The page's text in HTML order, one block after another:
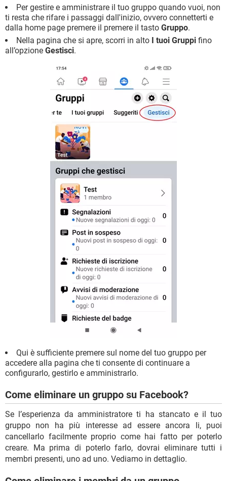
Per gestire e amministrare il tuo gruppo quando vuoi, non
ti resta che rifare i passaggi dall'inizio, ovvero connetterti e
dalla home page premere il premere il tasto Gruppo.
Nella pagina che si apre, scorri in alto I tuoi Gruppi fino
all’opzione Gestisci.
Qui è sufficiente premere sul nome del tuo gruppo per
accedere alla pagina che ti consente di continuare a
configurarlo, gestirlo e amministrarlo.
Come eliminare un gruppo su Facebook?
Se l’esperienza da amministratore ti ha stancato e il tuo
gruppo non ha più interesse ad essere ancora li, puoi
cancellarlo facilmente proprio come hai fatto per poterlo
creare. Ma prima di poterlo farlo, dovrai eliminare tutti i
membri presenti, uno ad uno. Vediamo in dettaglio.